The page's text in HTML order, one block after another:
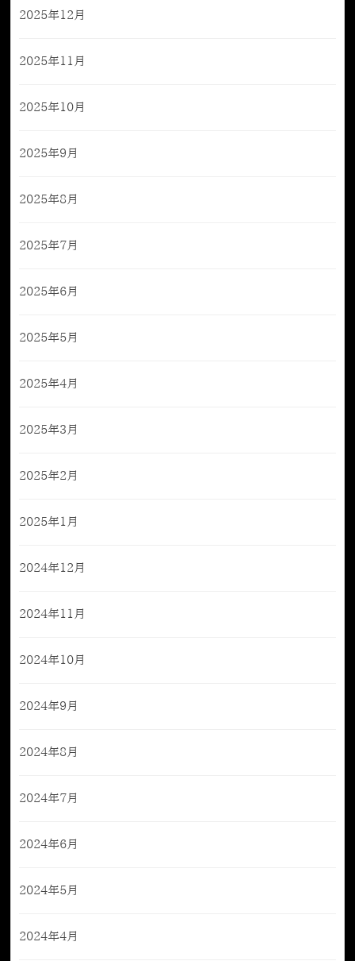
2025年12月
2025年11月
2025年10月
2025年9月
2025年8月
2025年7月
2025年6月
2025年5月
2025年4月
2025年3月
2025年2月
2025年1月
2024年12月
2024年11月
2024年10月
2024年9月
2024年8月
2024年7月
2024年6月
2024年5月
2024年4月